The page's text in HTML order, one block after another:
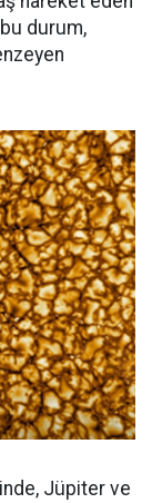
durum,
Jüpiter ve